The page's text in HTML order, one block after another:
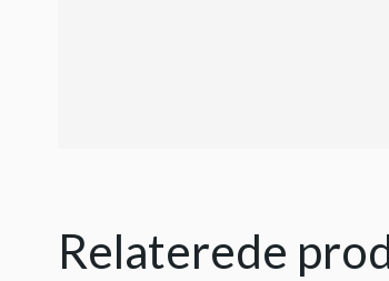
Relaterede